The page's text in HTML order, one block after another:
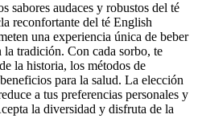
sabores audaces y robustos del té
reconfortante del té English
una experiencia única de beber
la tradición. Con cada sorbo, te
la historia, los métodos de
para la salud. La elección
a tus preferencias personales y
la diversidad y disfruta de la